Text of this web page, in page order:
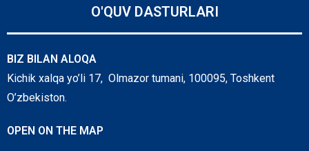
O'QUV DASTURLARI
BIZ BILAN ALOQA
Kichik xalqa yo’li 17, Olmazor tumani, 100095, Toshkent
O’zbekiston.
OPEN ON THE MAP